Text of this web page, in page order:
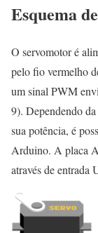
Esquema
O servomotor é
pelo fio vermelho
um sinal PWM
9). Dependendo
sua potência, é
Arduino. A placa
através de entrada